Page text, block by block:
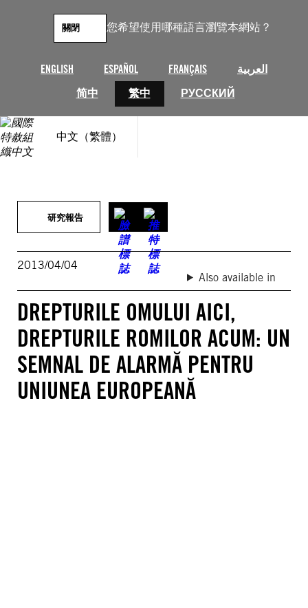
您希望使用哪種語言瀏覽本網站？
ENGLISH ESPAÑOL FRANÇAIS
العربية
简中
繁中 РУССКИЙ
關閉
中文（繁體）
研究報告
2013/04/04
Also available in
DREPTURILE OMULUI AICI,
DREPTURILE ROMILOR ACUM: UN
SEMNAL DE ALARMĂ PENTRU
UNIUNEA EUROPEANĂ